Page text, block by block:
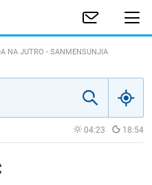
NA JUTRO - SANMENSUNJIA
04:23 18:54